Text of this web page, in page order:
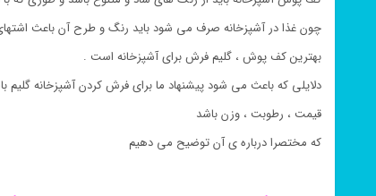
چون غذا در آشپزخانه صرف می شود باید رنگ و طرح آن باعث
بهترین کف پوش ، گلیم فرش برای آشپزخانه است .
دلایلی که باعث می شود پیشنهاد ما برای فرش کردن آشپزخانه گلیم
قیمت ، رطوبت ، وزن باشد
که مختصرا درباره ی آن توضیح می دهیم